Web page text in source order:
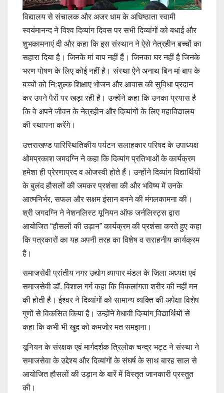
विद्यालय से संचालक और अजर धाम के अधिष्ठाता स्वामी
स्वयंमानन्द ने विश्व दिव्यांग दिवस पर सभी दिव्यांगों को बधाई और
शुभकामनाएं दी और कहा कि इस संस्थान ने ऐसे नेत्रहीन बच्चों का
सहारा दिया है। जिनके मां बाप नहीं हैं। जिनका घर नहीं है जिनके
भरण पोषण के लिए कोई नहीं है। संस्था ऐने अनाथ बिन मां बाप के
बच्चों को निःशुल्क शिक्षाए भोजन और आवास की सुविधा प्रदान
कर उपने पैरों पर खड़ा रही है। उन्होंने कहा कि उनका प्रयास है
कि वे अपने जीवन के नेत्रहीन और दिव्यांगों के लिए महाविद्यालय
की स्थापना करेंगे।
उत्तराखण्ड पारिस्थितिकीय पर्यटन सलाहकार परिषद के उपाध्यक्ष
ओमप्रकाश जमदग्नि ने कहा कि दिव्यांग प्रतिभाओं के कार्यक्रम
हमेशा ही प्रेरणाप्रद व ओजस्वी होते हैं। उन्होंने दिव्यांग विद्यार्थियों
के बुलंद हौसलों की जमकर प्रशंसा की और भविष्य में उनके
आत्मनिर्भर, सफल और सक्षम इंसान बनने की मंगलकामना की।
श्री जगदग्नि ने नेशनलिस्ट यूनियन ऑफ जर्नलिस्ट्स द्वारा
आयोजित “हौसलों की उड़ान” कार्यक्रम की प्रशंसा करते हुए कहा
कि पत्रकारों का यह अपनी तरह का विशेष व सराहनीय कार्यक्रम
है।
समाजसेवी प्रांतीय नगर उद्योग व्यापार मंडल के जिला अध्यक्ष एवं
समाजसेवी डॉ. विशाल गर्ग कहा कि विकलांगता शरीर की नहीं मन
की होती है। ईश्वर ने दिव्यांगों को सामान्य व्यक्ति की अपेक्षा विशेष
गुणों से विकसित किया है। उन्होंने मेधावी दिव्यांग वि़द्यार्थियों से
कहा कि कभी भी खुद को कमजोर मत समझना।
यूनियन के संरक्षक एवं मार्गदर्शक त्रिलोक चन्द्र भट्ट ने संस्था ने
समाजसेवा के उद्देश्य और दिव्यांगों के संघर्ष के साथ बारह साल से
आयोजित हौसलों की उड़ान के बारें में विस्तृत जानकारी प्रस्तुत
की।